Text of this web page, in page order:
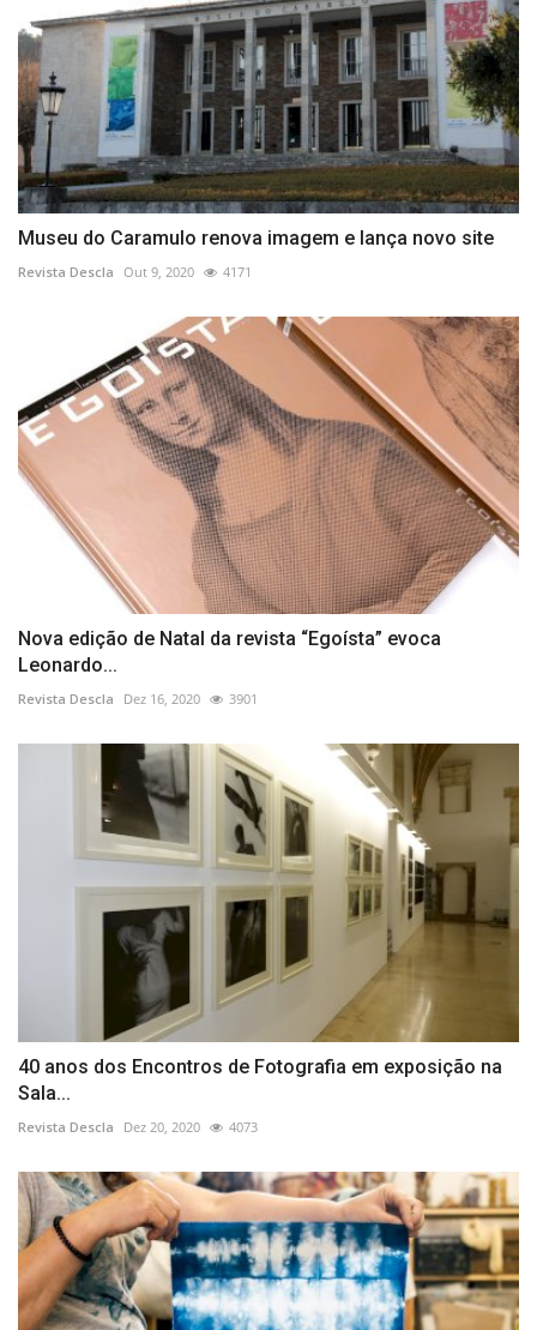
Museu do Caramulo renova imagem e lança novo site
Revista Descla Out 9, 2020 4171
Nova edição de Natal da revista “Egoísta” evoca
Leonardo...
Revista Descla Dez 16, 2020 3901
40 anos dos Encontros de Fotografia em exposição na
Sala...
Revista Descla Dez 20, 2020 4073